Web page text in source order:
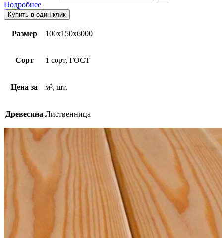
Подробнее
Купить в один клик
Размер 100х150х6000
Сорт 1 сорт, ГОСТ
Цена за м³, шт.
Древесина Лиственница